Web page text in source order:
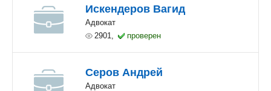
Искендеров Вагид
Адвокат
2901,
проверен
Серов Андрей
Адвокат